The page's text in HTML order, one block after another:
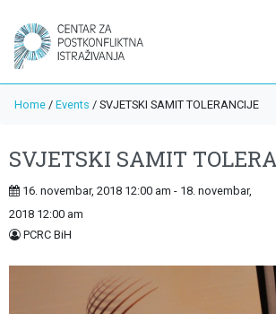
Home / Events / SVJETSKI SAMIT TOLERANCIJE
SVJETSKI SAMIT
16. novembar, 2018 12:00 am - 18. novembar,
2018 12:00 am
PCRC BiH